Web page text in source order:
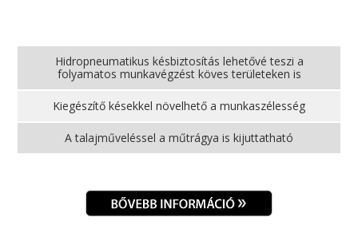
Hidropneumatikus késbiztosítás lehetővé teszi a
folyamatos munkavégzést köves területeken is
Kiegészítő késekkel növelhető a munkaszélesség
A talajműveléssel a műtrágya is kijuttatható